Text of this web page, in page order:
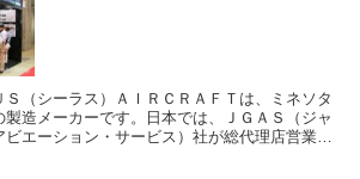
（シーラス）ＡＩＲＣＲＡＦＴは、ミネソタ
造メーカーです。日本では、ＪＧＡＳ（ジャ
エーション・サービス）社が総代理店営業を